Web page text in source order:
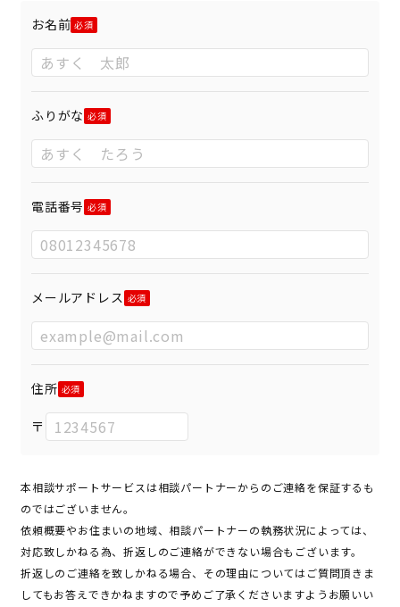
お名前
ふりがな
電話番号
メールアドレス
住所
〒
本相談サポートサービスは相談パートナーからのご連絡を保証するも
のではございません。
依頼概要やお住まいの地域、相談パートナーの執務状況によっては、
対応致しかねる為、折返しのご連絡ができない場合もございます。
折返しのご連絡を致しかねる場合、その理由についてはご質問頂きま
してもお答えできかねますので予めご了承くださいますようお願いい